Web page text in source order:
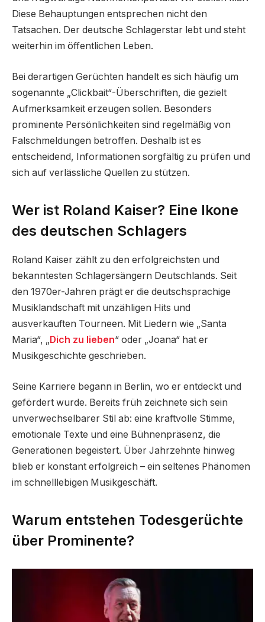
Diese Behauptungen entsprechen nicht den
Tatsachen. Der deutsche Schlagerstar lebt und steht
weiterhin im öffentlichen Leben.
Bei derartigen Gerüchten handelt es sich häufig um
sogenannte „Clickbait“-Überschriften, die gezielt
Aufmerksamkeit erzeugen sollen. Besonders
prominente Persönlichkeiten sind regelmäßig von
Falschmeldungen betroffen. Deshalb ist es
entscheidend, Informationen sorgfältig zu prüfen und
sich auf verlässliche Quellen zu stützen.
Wer ist Roland Kaiser? Eine Ikone
des deutschen Schlagers
Roland Kaiser zählt zu den erfolgreichsten und
bekanntesten Schlagersängern Deutschlands. Seit
den 1970er-Jahren prägt er die deutschsprachige
Musiklandschaft mit unzähligen Hits und
ausverkauften Tourneen. Mit Liedern wie „Santa
Maria“, „Dich zu lieben“ oder „Joana“ hat er
Musikgeschichte geschrieben.
Seine Karriere begann in Berlin, wo er entdeckt und
gefördert wurde. Bereits früh zeichnete sich sein
unverwechselbarer Stil ab: eine kraftvolle Stimme,
emotionale Texte und eine Bühnenpräsenz, die
Generationen begeistert. Über Jahrzehnte hinweg
blieb er konstant erfolgreich – ein seltenes Phänomen
im schnelllebigen Musikgeschäft.
Warum entstehen Todesgerüchte
über Prominente?